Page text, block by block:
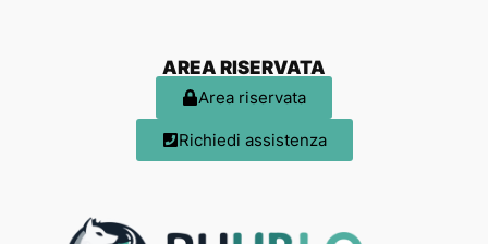
AREA RISERVATA
Area riservata
Richiedi assistenza